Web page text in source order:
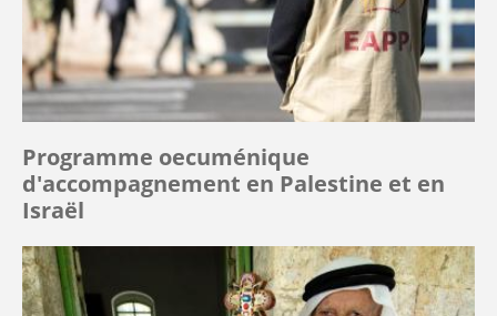
Programme oecuménique
d'accompagnement en Palestine et en
Israël